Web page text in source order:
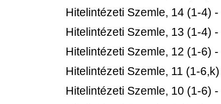
Hitelintézeti Szemle, 14 (1-4) -
Hitelintézeti Szemle, 13 (1-4) -
Hitelintézeti Szemle, 12 (1-6) -
Hitelintézeti Szemle, 11 (1-
Hitelintézeti Szemle, 10 (1-6) -